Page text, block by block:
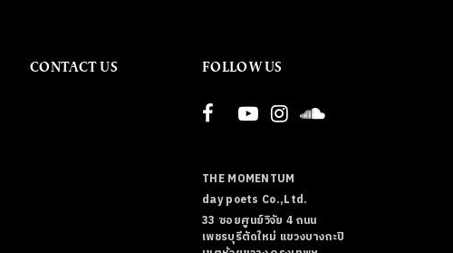
CONTACT US FOLLOW US
THE MOMENTUM
day poets Co.,Ltd.
33 ซอยศูนย์วิจัย 4 ถนน
เพชรบุรีตัดใหม่ แขวงบางกะปิ